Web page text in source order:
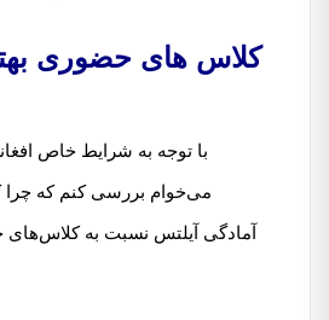
کلاس های حضوری بهتر
می‌خوام بررسی کنم که چرا
آمادگی آیلتس نسبت به